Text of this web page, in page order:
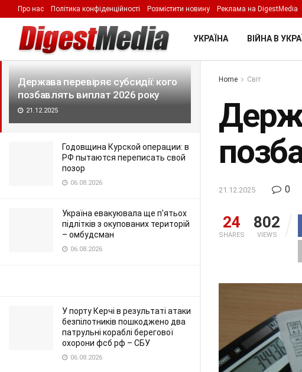
LATEST TRENDING Filter
Держава перевіряє субсидії: кого
позбавлять виплат 2026 року
21.12.2025
Годовщина Курской операции: в
РФ пытаются переписать свой
позор
06.08.2026
Україна евакуювала ще п'ятьох
підлітків з окупованих територій
– омбудсман
06.08.2026
У порту Керчі в результаті атаки
безпілотників пошкоджено два
патрульні кораблі берегової
охорони фсб рф – СБУ
06.08.2026
Про нас Політика конфіденційності Розмістити новину Реклама на DigestMedia
УКРАЇНА ВІЙНА В
Home Світ
21.12.2025 0
24
SHARES
802
VIEWS